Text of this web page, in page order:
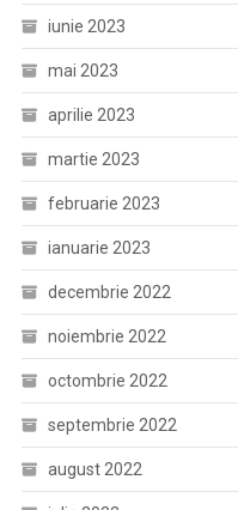
iunie 2023
mai 2023
aprilie 2023
martie 2023
februarie 2023
ianuarie 2023
decembrie 2022
noiembrie 2022
octombrie 2022
septembrie 2022
august 2022